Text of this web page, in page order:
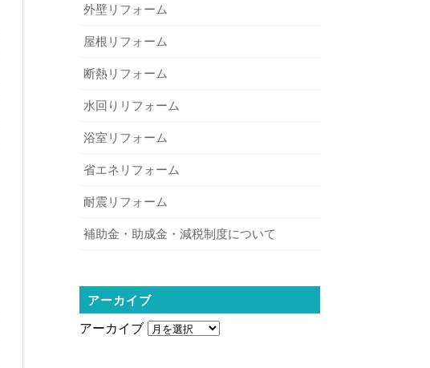
外壁リフォーム
屋根リフォーム
断熱リフォーム
水回りリフォーム
浴室リフォーム
省エネリフォーム
耐震リフォーム
補助金・助成金・減税制度について
アーカイブ
アーカイブ